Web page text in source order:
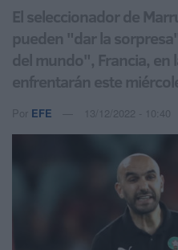
El seleccionador de
pueden "dar la
del mundo", Francia, en
enfrentarán este
Por EFE 13/12/2022 - 10:40